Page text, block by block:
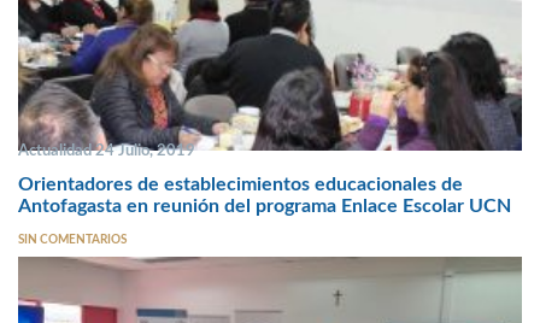
Actualidad 24 Julio, 2019
Orientadores de establecimientos educacionales de
Antofagasta en reunión del programa Enlace Escolar UCN
SIN COMENTARIOS